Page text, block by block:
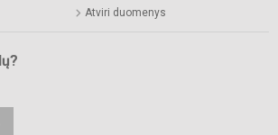
Atviri duomenys